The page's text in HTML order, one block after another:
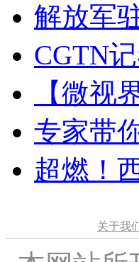
解放军
CGTN
【微视
专家带
超燃！
关于我